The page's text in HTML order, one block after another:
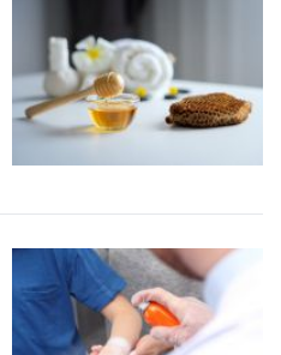
,wikihow
Retrieved 13/7/2023. Edited.
↑
"Burns and scalds"
,nhsinform, Retrieved
13/7/2023. Edited.